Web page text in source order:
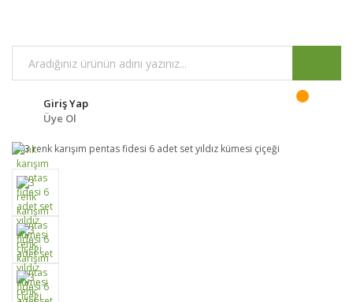
Giriş Yap
Üye Ol